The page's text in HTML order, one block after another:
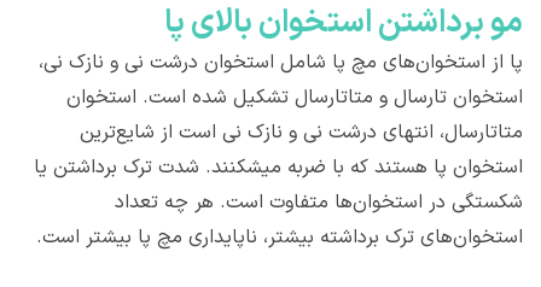
مو برداشتن استخوان بالای پا
پا از استخوان‌های مچ پا شامل استخوان درشت نی و نازک نی،
استخوان‌ تارسال و متاتارسال تشکیل شده است. استخوان
متاتارسال، انتهای درشت نی و نازک نی است از شایع‌ترین
استخوان‌ پا هستند که با ضربه میشکنند. شدت ترک برداشتن یا
شکستگی در استخوان‌ها متفاوت است. هر چه تعداد
استخوان‌های ترک برداشته بیشتر، ناپایداری مچ پا بیشتر است.